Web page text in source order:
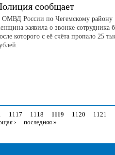
сообщает
ОМВД России по Чегемскому району
заявила о звонке сотрудника
которого с её счёта пропало 25
1117 1118 1119 1120 1121
›
последняя »